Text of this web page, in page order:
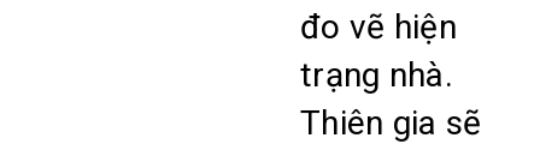
đo vẽ hiện
trạng nhà.
Thiên gia sẽ